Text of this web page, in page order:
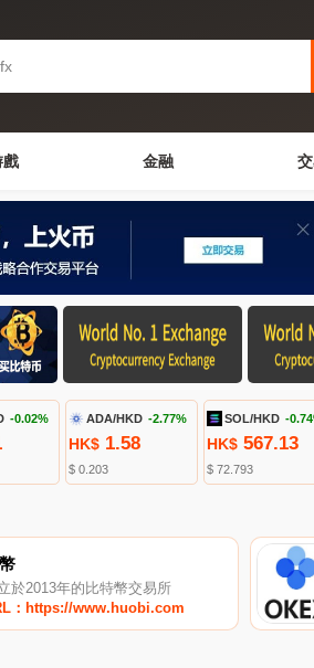
戲 金融
-0.02% ADA/HKD -2.77%
HK$1.58
$ 0.203
SOL/HKD -
HK$ 567.13
$ 72.793
於2013年的比特幣交易所
：https://www.huobi.com